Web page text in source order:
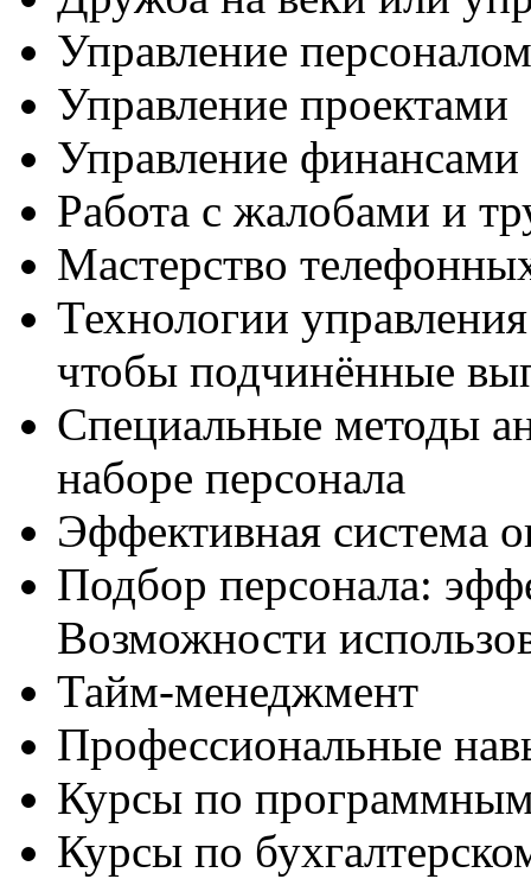
Управление персоналом
Управление проектами
Управление финансами
Работа с жалобами и
Мастерство
Технологии
чтобы подчинённые
Специальные методы
наборе персонала
Эффективная система
Подбор персонала:
Возможности
Тайм-менеджмент
Профессиональные
Курсы по
Курсы по